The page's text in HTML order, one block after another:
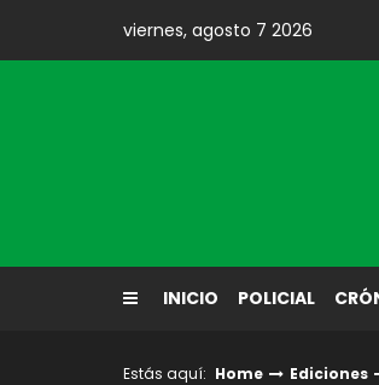
content
viernes, agosto 7 2026
Diario El
INICIO POLICIAL
Estás aquí: Home Ediciones